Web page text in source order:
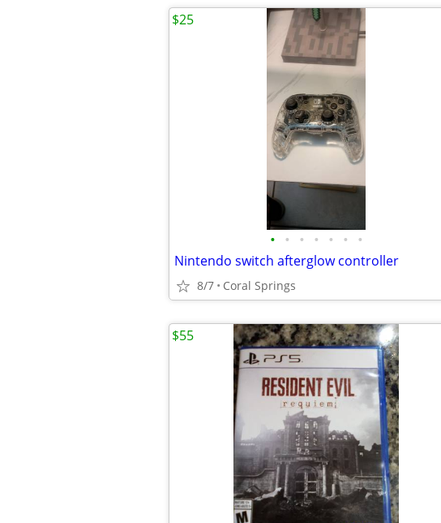
• • • • • • •
Nintendo switch afterglow controller
8/7 Coral Springs
$25
$55